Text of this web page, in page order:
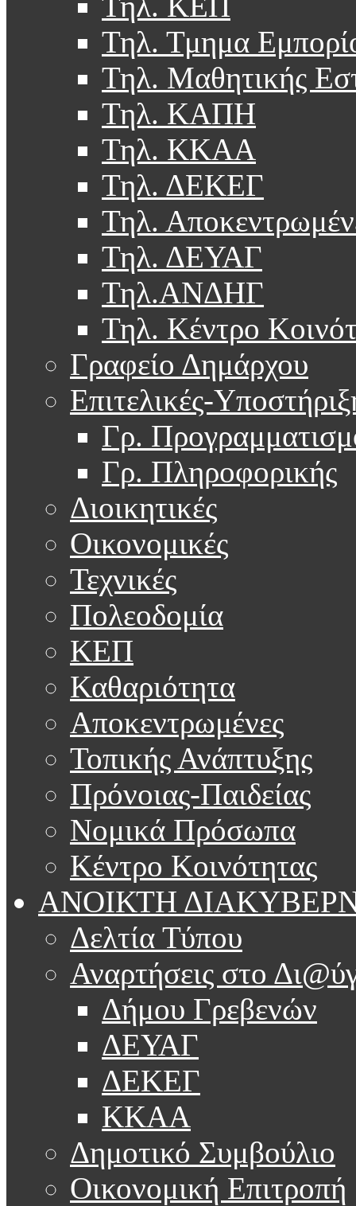
Τηλ. Τμημα
Τηλ. Μαθητικής
Τηλ. ΚΑΠΗ
Τηλ. ΚΚΑΑ
Τηλ. ΔΕΚΕΓ
Τηλ.
Τηλ. ΔΕΥΑΓ
Τηλ.ΑΝΔΗΓ
Τηλ. Κέντρο
Γραφείο Δημάρχου
Επιτελικές-
Γρ.
Γρ. Πληροφορικής
Διοικητικές
Οικονομικές
Τεχνικές
Πολεοδομία
ΚΕΠ
Καθαριότητα
Αποκεντρωμένες
Τοπικής Ανάπτυξης
Πρόνοιας-Παιδείας
Νομικά Πρόσωπα
Κέντρο Κοινότητας
ΑΝΟΙΚΤΗ
Δελτία Τύπου
Αναρτήσεις στο
Δήμου Γρεβενών
ΔΕΥΑΓ
ΔΕΚΕΓ
ΚΚΑΑ
Δημοτικό Συμβούλιο
Οικονομική Επιτροπή